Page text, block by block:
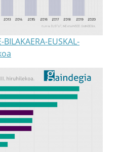
BILAKAERA-EUSKAL-